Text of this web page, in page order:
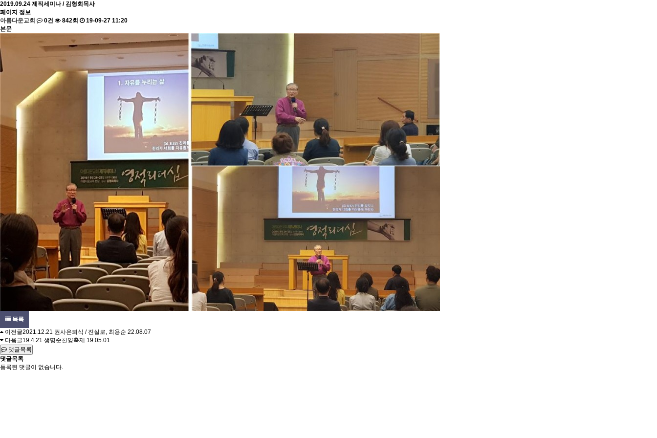
2019.09.24 제직세미나 / 김형회목사
페이지 정보
아름다운교회
0건 842회
19-09-27 11:20
본문
목록
이전글2021.12.21 권사은퇴식 / 진실로, 최용순 22.08.07
다음글19.4.21 생명순찬양축제 19.05.01
댓글목록
댓글목록
등록된 댓글이 없습니다.